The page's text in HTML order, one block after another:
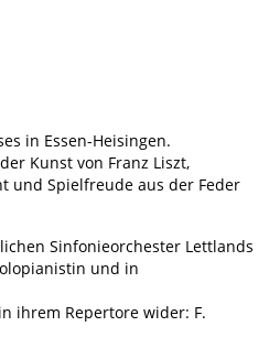
in Essen-Heisingen.
Kunst von Franz Liszt,
und Spielfreude aus der Feder
Sinfonieorchester Lettlands
und in
ihrem Repertore wider: F.